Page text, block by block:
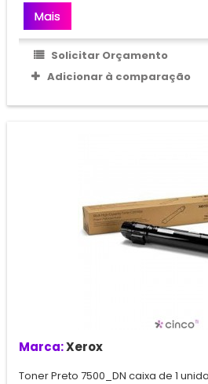
Mais
Solicitar Orçamento
Adicionar à comparação
Marca:Xerox
Toner Preto 7500_DN caixa de 1